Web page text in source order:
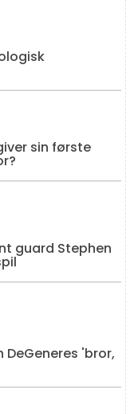
sin første
guard Stephen
DeGeneres 'bror,